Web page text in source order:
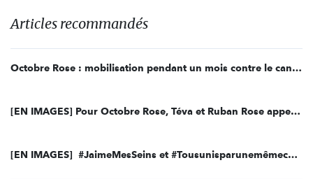
Articles recommandés
Octobre Rose : mobilisation pendant un mois contre le cancer du sein
[EN IMAGES] Pour Octobre Rose, Téva et Ruban Rose appellent avec humour à se faire dépister
[EN IMAGES] #JaimeMesSeins et #Tousunisparunemêmecouleur pour Octobre Rose